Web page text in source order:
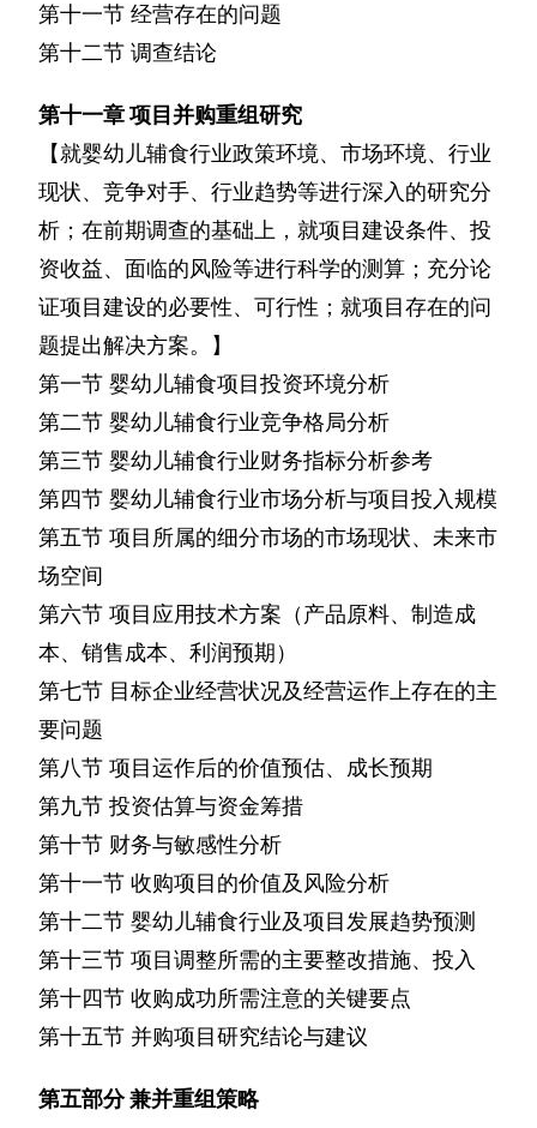
第十一节 经营存在的问题
第十二节 调查结论
第十一章项目并购重组研究
【就婴幼儿辅食行业政策环境、市场环境、行业
现状、竞争对手、行业趋势等进行深入的研究分
析；在前期调查的基础上，就项目建设条件、投
资收益、面临的风险等进行科学的测算；充分论
证项目建设的必要性、可行性；就项目存在的问
题提出解决方案。】
第一节 婴幼儿辅食项目投资环境分析
第二节 婴幼儿辅食行业竞争格局分析
第三节 婴幼儿辅食行业财务指标分析参考
第四节 婴幼儿辅食行业市场分析与项目投入规模
第五节 项目所属的细分市场的市场现状、未来市
场空间
第六节 项目应用技术方案（产品原料、制造成
本、销售成本、利润预期）
第七节 目标企业经营状况及经营运作上存在的主
要问题
第八节 项目运作后的价值预估、成长预期
第九节 投资估算与资金筹措
第十节 财务与敏感性分析
第十一节 收购项目的价值及风险分析
第十二节 婴幼儿辅食行业及项目发展趋势预测
第十三节 项目调整所需的主要整改措施、投入
第十四节 收购成功所需注意的关键要点
第十五节 并购项目研究结论与建议
第五部分兼并重组策略